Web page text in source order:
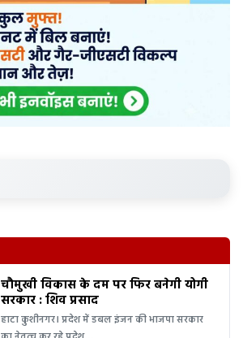
चौमुखी विकास के दम पर फिर बनेगी योगी
सरकार : शिव प्रसाद
हाटा कुशीनगर। प्रदेश में डबल इंजन की भाजपा सरकार